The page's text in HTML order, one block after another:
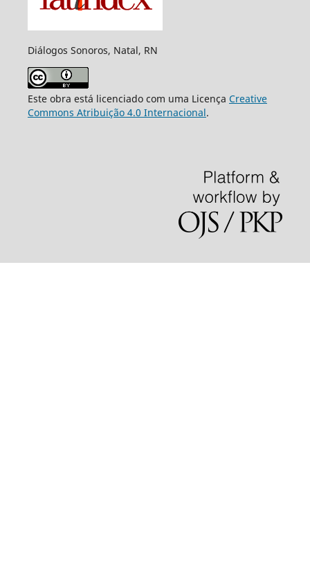
Diálogos Sonoros, Natal, RN
Este obra está licenciado com uma Licença Creative
Commons Atribuição 4.0 Internacional.